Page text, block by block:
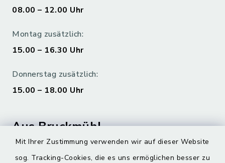
Mit Ihrer Zustimmung verwenden wir auf dieser Website
sog. Tracking-Cookies, die es uns ermöglichen besser zu
08.00 – 12.00 Uhr
Montag zusätzlich:
15.00 – 16.30 Uhr
Donnerstag zusätzlich:
15.00 – 18.00 Uhr
Aus Bruckmühl